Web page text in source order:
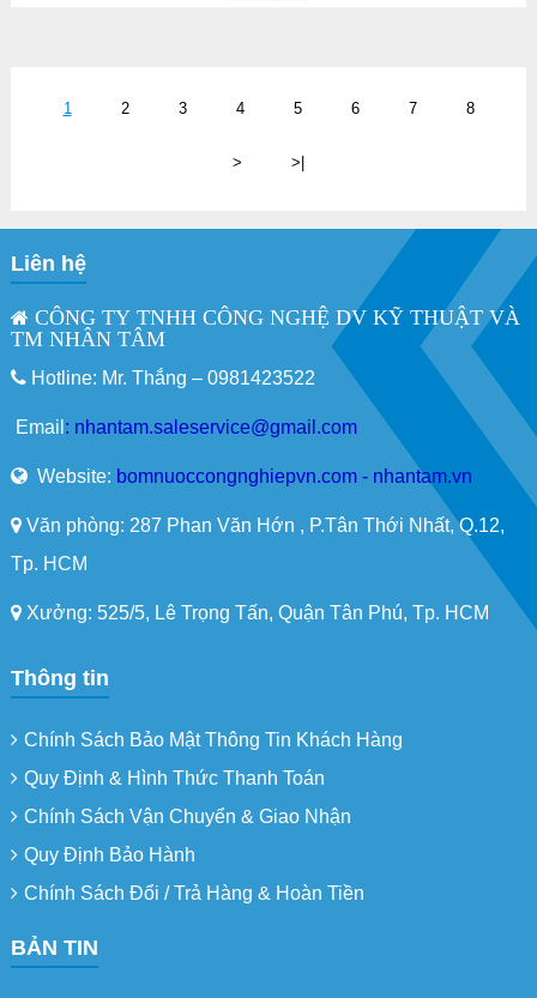
1 2 3 4 5 6 7 8
> >|
Liên hệ
CÔNG TY TNHH CÔNG NGHỆ DV KỸ THUẬT VÀ
TM NHÂN TÂM
Hotline: Mr. Thắng – 0981423522
Email : nhantam.saleservice@gmail.com
Website: bomnuoccongnghiepvn.com - nhantam.vn
Văn phòng: 287 Phan Văn Hớn , P.Tân Thới Nhất, Q.12,
Tp. HCM
Xưởng: 525/5, Lê Trọng Tấn, Quận Tân Phú, Tp. HCM
Thông tin
Chính Sách Bảo Mật Thông Tin Khách Hàng
Quy Định & Hình Thức Thanh Toán
Chính Sách Vận Chuyển & Giao Nhận
Quy Định Bảo Hành
Chính Sách Đổi / Trả Hàng & Hoàn Tiền
BẢN TIN